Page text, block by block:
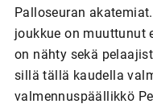
Palloseuran
joukkue on muuttunut
on nähty sekä
sillä tällä kaudella
valmennuspäällikkö